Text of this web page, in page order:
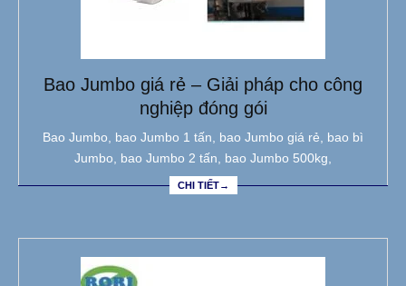
Bao Jumbo giá rẻ – Giải pháp cho công
nghiệp đóng gói
Bao Jumbo, bao Jumbo 1 tấn, bao Jumbo giá rẻ, bao bì
Jumbo, bao Jumbo 2 tấn, bao Jumbo 500kg,
CHI TIẾT→